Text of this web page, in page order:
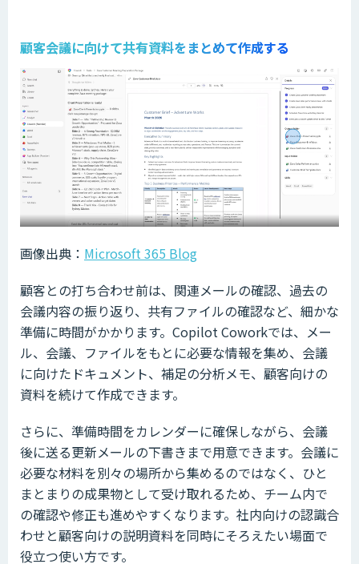
顧客会議に向けて共有資料をまとめて作成する
画像出典： Microsoft 365 Blog
顧客との打ち合わせ前は、関連メールの確認、過去の
会議内容の振り返り、共有ファイルの確認など、細かな
準備に時間がかかります。Copilot Coworkでは、メー
ル、会議、ファイルをもとに必要な情報を集め、会議
に向けたドキュメント、補足の分析メモ、顧客向けの
資料を続けて作成できます。
さらに、準備時間をカレンダーに確保しながら、会議
後に送る更新メールの下書きまで用意できます。会議に
必要な材料を別々の場所から集めるのではなく、ひと
まとまりの成果物として受け取れるため、チーム内で
の確認や修正も進めやすくなります。社内向けの認識合
わせと顧客向けの説明資料を同時にそろえたい場面で
役立つ使い方です。